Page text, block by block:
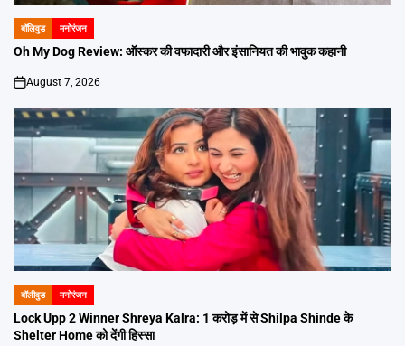
POSTED
IN
बॉलिवुड मनोरंजन
Oh My Dog Review: ऑस्कर की वफादारी और इंसानियत की भावुक कहानी
on
August 7, 2026
POSTED
IN
बॉलीवुड मनोरंजन
Lock Upp 2 Winner Shreya Kalra: 1 करोड़ में से Shilpa Shinde के
Shelter Home को देंगी हिस्सा